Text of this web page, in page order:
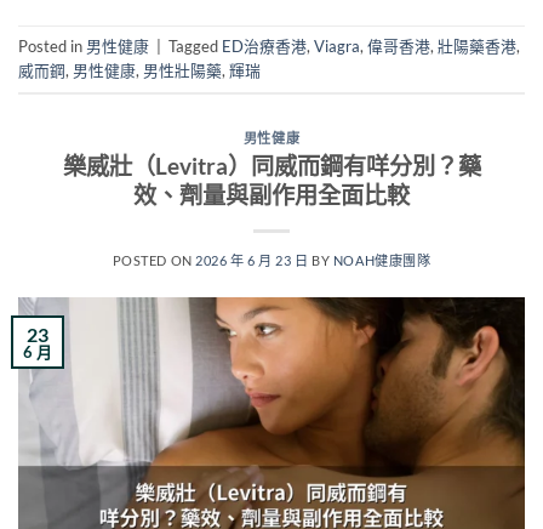
Posted in 男性健康 Tagged ED治療香港,Viagra,偉哥香港,壯陽藥香港,
威而鋼, 男性健康, 男性壯陽藥,輝瑞
男性健康
樂威壯（Levitra）同威而鋼有咩分別？藥
效、劑量與副作用全面比較
POSTED ON 2026 年 6 月 23 日 BY NOAH健康團隊
23
6 月